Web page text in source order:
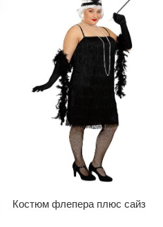
Костюм флепера плюс сайз